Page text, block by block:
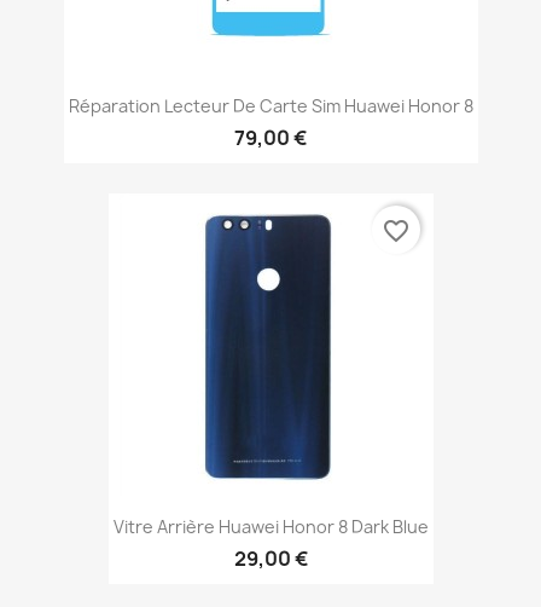
Réparation Lecteur De Carte Sim Huawei Honor 8
79,00 €
Vitre Arrière Huawei Honor 8 Dark Blue
29,00 €
favorite_border